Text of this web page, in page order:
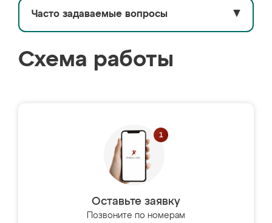
Часто задаваемые вопросы ▼
Схема работы
Оставьте заявку
Позвоните по номерам